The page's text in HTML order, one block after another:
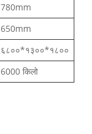
780mm
650mm
६८००*१३००*१८००
6000 किलो